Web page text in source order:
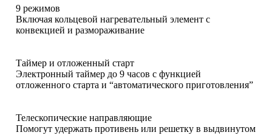
9 режимов
Включая кольцевой нагревательный элемент с
конвекцией и размораживание
Таймер и отложенный старт
Электронный таймер до 9 часов с функцией
отложенного старта и “автоматического приготовления”
Телескопические направляющие
Помогут удержать противень или решетку в выдвинутом